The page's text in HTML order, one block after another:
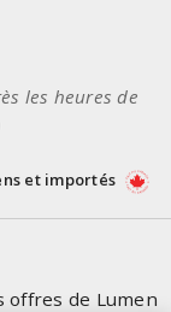
les heures de
et importés
offres de Lumen